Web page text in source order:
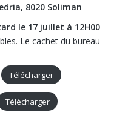
8020 Soliman
le 17 juillet à 12H00
Le cachet du bureau
Télécharger
Télécharger